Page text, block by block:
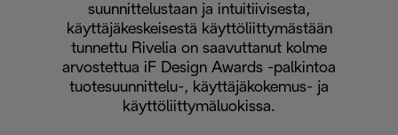
suunnittelustaan ja intuitiivisesta,
käyttäjäkeskeisestä käyttöliittymästään
tunnettu Rivelia on saavuttanut kolme
arvostettua iF Design Awards -palkintoa
tuotesuunnittelu-, käyttäjäkokemus- ja
käyttöliittymäluokissa.